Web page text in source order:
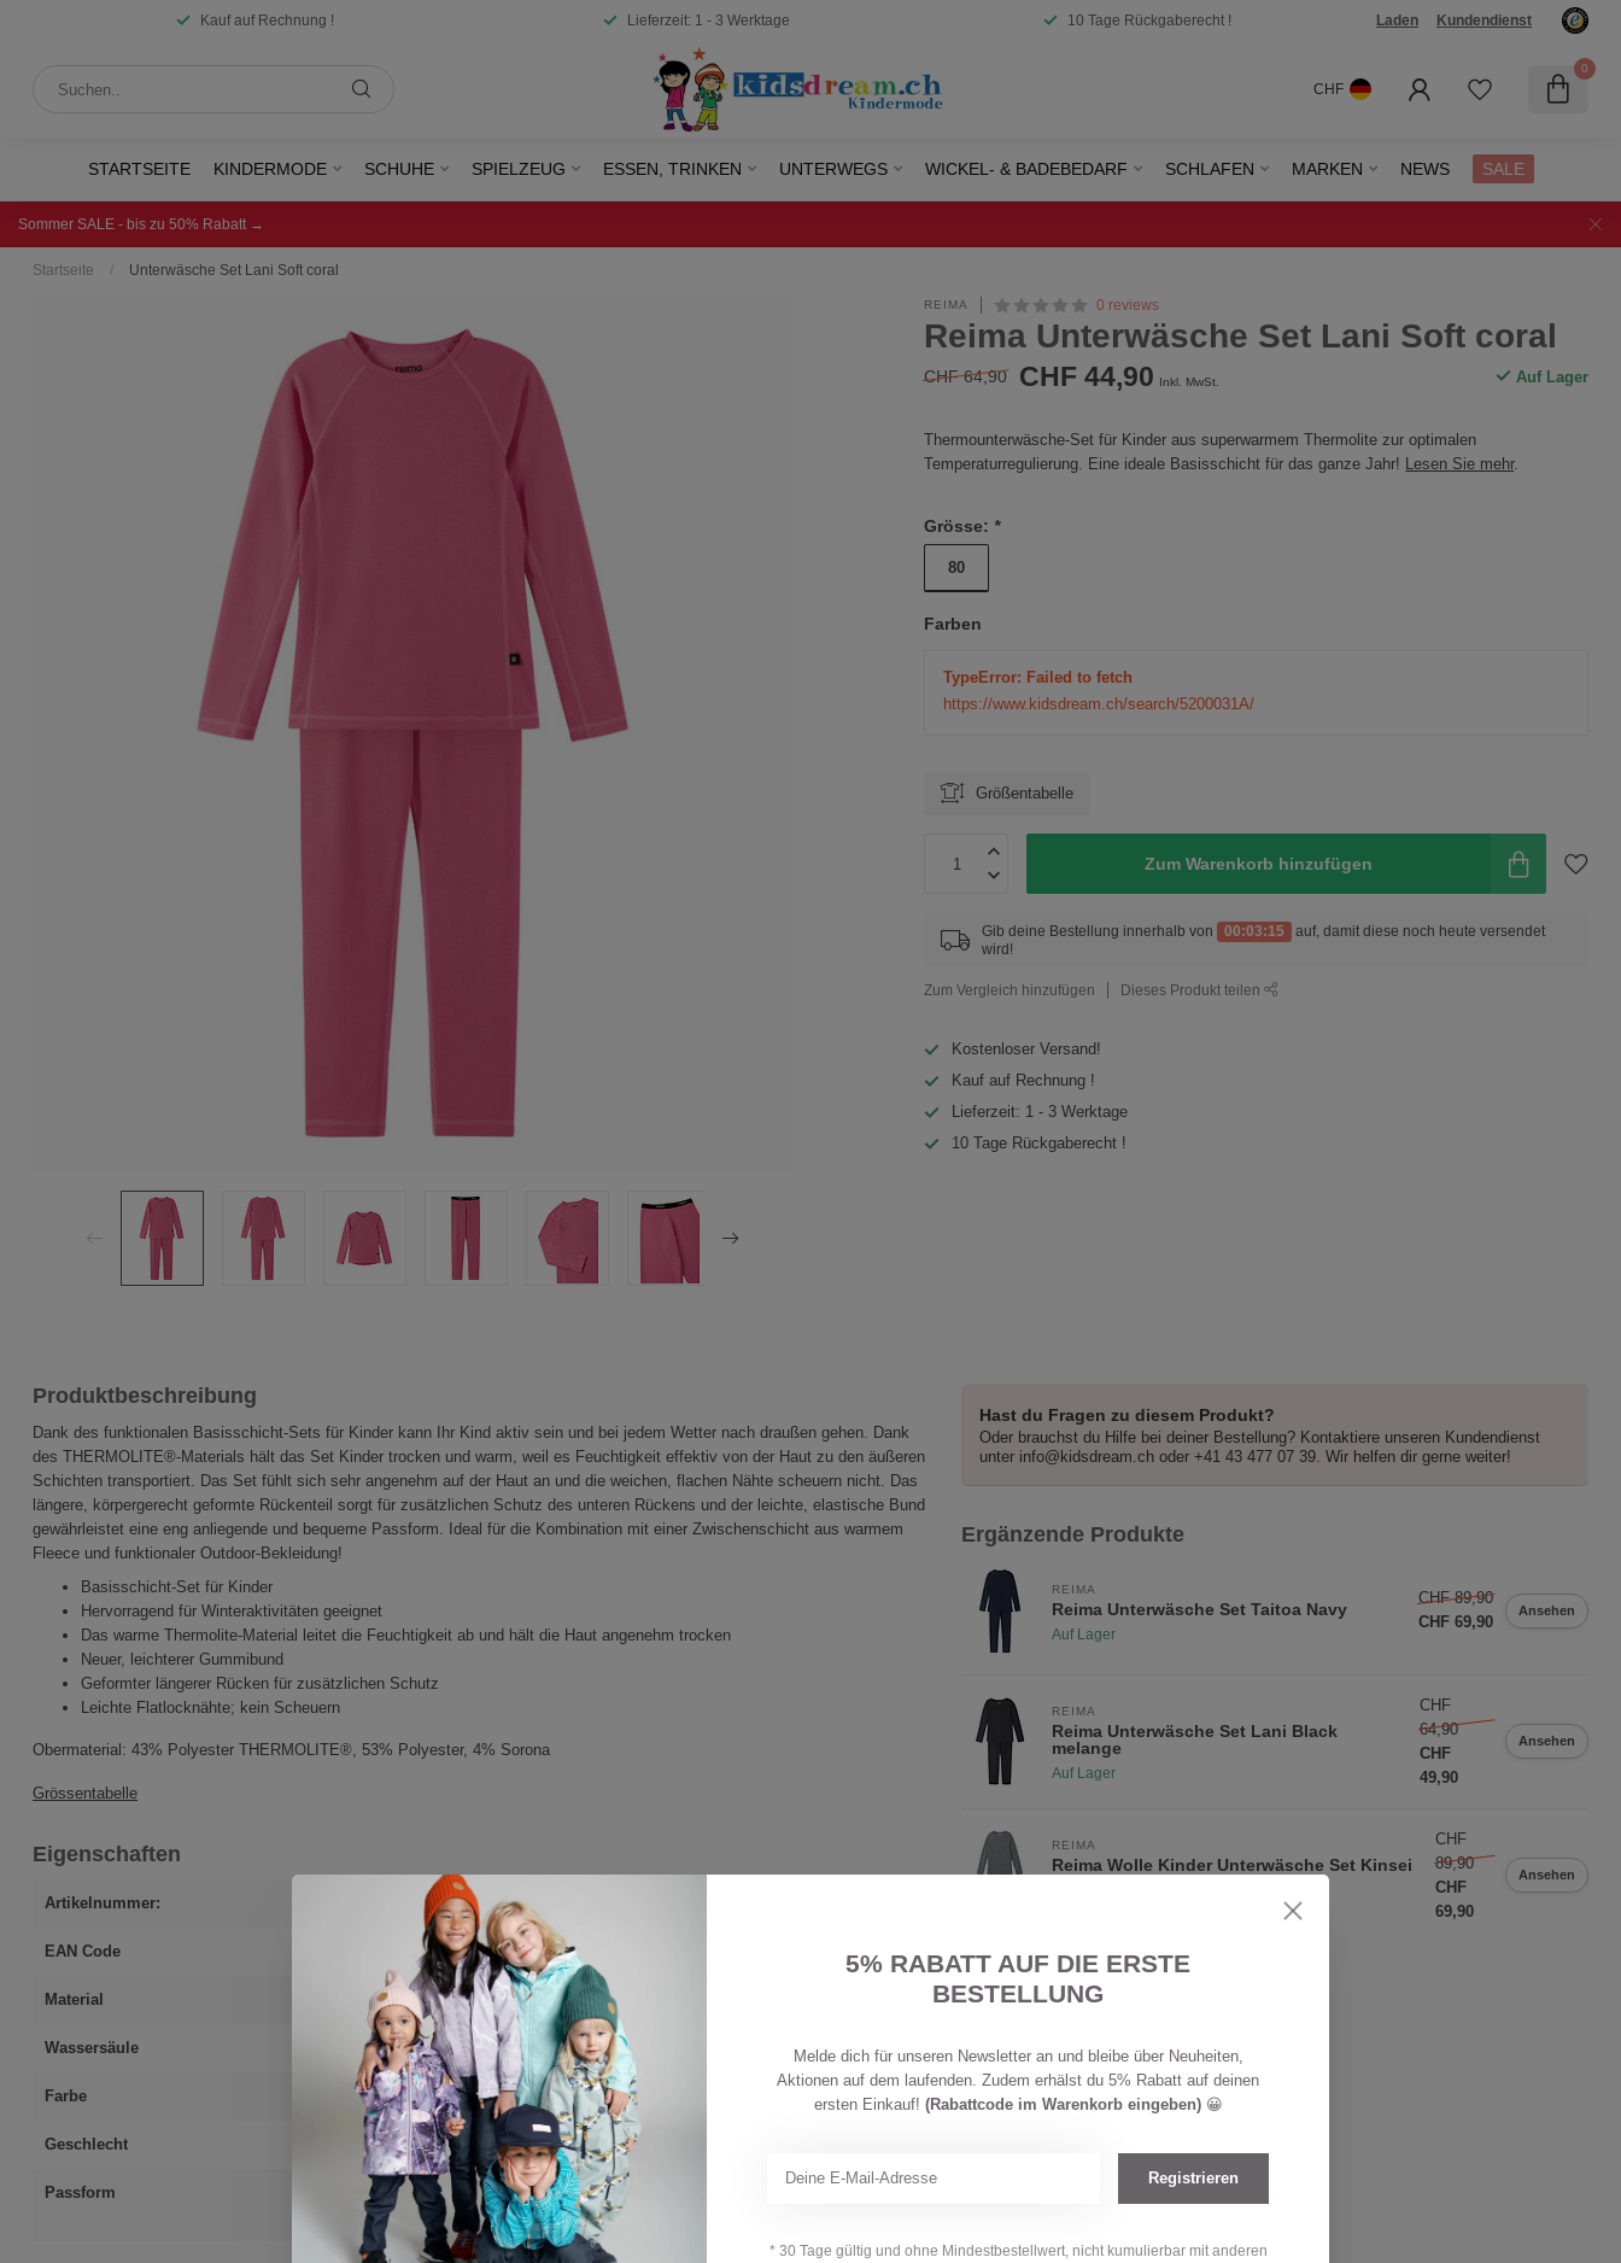
Kauf auf Rechnung ! Lieferzeit: 1 - 3 Werktage 10 Tage Rückgaberecht ! Laden Kundendienst
CHF
0
STARTSEITE KINDERMODE SCHUHE SPIELZEUG ESSEN, TRINKEN UNTERWEGS WICKEL- & BADEBEDARF SCHLAFEN MARKEN NEWS SALE
Sommer SALE - bis zu 50% Rabatt →
Startseite / Unterwäsche Set Lani Soft coral
REIMA 0 reviews
Reima Unterwäsche Set Lani Soft coral
CHF 64,90 CHF 44,90 Inkl. MwSt. Auf Lager
Thermounterwäsche-Set für Kinder aus superwarmem Thermolite zur optimalen
Temperaturregulierung. Eine ideale Basisschicht für das ganze Jahr! Lesen Sie mehr.
Grösse: *
80
Farben
TypeError: Failed to fetch
https://www.kidsdream.ch/search/5200031A/
Größentabelle
Zum Warenkorb hinzufügen
Gib deine Bestellung innerhalb von 00:03:14
auf, damit diese noch heute versendet
wird!
Zum Vergleich hinzufügen Dieses Produkt teilen
Kostenloser Versand!
Kauf auf Rechnung !
Lieferzeit: 1 - 3 Werktage
10 Tage Rückgaberecht !
Produktbeschreibung
Dank des funktionalen Basisschicht-Sets für Kinder kann Ihr Kind aktiv sein und bei jedem Wetter nach draußen gehen. Dank
des THERMOLITE®-Materials hält das Set Kinder trocken und warm, weil es Feuchtigkeit effektiv von der Haut zu den äußeren
Schichten transportiert. Das Set fühlt sich sehr angenehm auf der Haut an und die weichen, flachen Nähte scheuern nicht. Das
längere, körpergerecht geformte Rückenteil sorgt für zusätzlichen Schutz des unteren Rückens und der leichte, elastische Bund
gewährleistet eine eng anliegende und bequeme Passform. Ideal für die Kombination mit einer Zwischenschicht aus warmem
Fleece und funktionaler Outdoor-Bekleidung!
Basisschicht-Set für Kinder
Hervorragend für Winteraktivitäten geeignet
Das warme Thermolite-Material leitet die Feuchtigkeit ab und hält die Haut angenehm trocken
Neuer, leichterer Gummibund
Geformter längerer Rücken für zusätzlichen Schutz
Leichte Flatlocknähte; kein Scheuern
Obermaterial: 43% Polyester THERMOLITE®, 53% Polyester, 4% Sorona
Grössentabelle
Eigenschaften
Artikelnummer: 5200031A-3310
EAN Code 6438557228785
Material 43% Polyester THERMOLITE®, 53% Polyester, 4% Sorona
Wassersäule -
Farbe pink
Geschlecht unisex
Passform
Reima Bekleidung ist allgemein gross geschnitten. Die Bekleidung
(ausgenommen Accessoires) bietet ca. 6 cm Raum für Wachstum.
Hast du Fragen zu diesem Produkt?
Oder brauchst du Hilfe bei deiner Bestellung? Kontaktiere unseren Kundendienst
unter info@kidsdream.ch oder +41 43 477 07 39. Wir helfen dir gerne weiter!
Ergänzende Produkte
REIMA
Reima Unterwäsche Set Taitoa Navy
Auf Lager
CHF 89,90
CHF 69,90
Ansehen
REIMA
Reima Unterwäsche Set Lani Black
melange
Auf Lager
CHF
64,90
CHF
49,90
Ansehen
REIMA
Reima Wolle Kinder Unterwäsche Set Kinsei
CHF
89,90
CHF
69,90
Ansehen
5% RABATT AUF DIE ERSTE
BESTELLUNG
Melde dich für unseren Newsletter an und bleibe über Neuheiten,
Aktionen auf dem laufenden. Zudem erhälst du 5% Rabatt auf deinen
ersten Einkauf! (Rabattcode im Warenkorb eingeben) 😀
Registrieren
* 30 Tage gültig und ohne Mindestbestellwert, nicht kumulierbar mit anderen